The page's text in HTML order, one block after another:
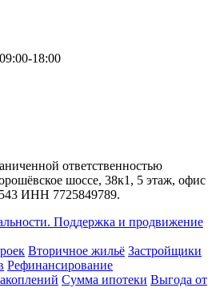
18:00
ответственностью
шоссе, 38к1, 5 этаж, офис
ИНН 7725849789.
Поддержка и продвижение
Вторичное жильё Застройщики
Рефинансирование
Сумма ипотеки Выгода от